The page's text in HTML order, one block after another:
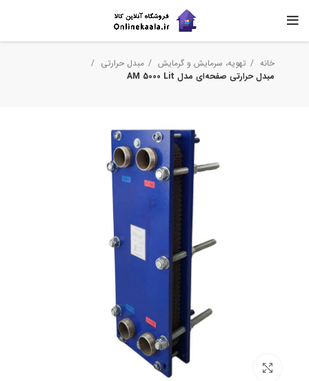
خانه تهویه، سرمایش و گرمایش
مبدل حرارتی
مبدل حرارتی صفحه‌ای مدل AM 5000 Lit
برای بزرگنمایی کلیک کنید